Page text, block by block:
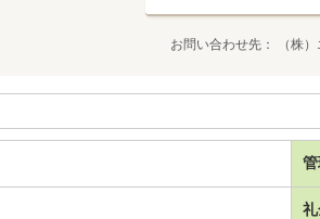
お問い合わせ先 （株